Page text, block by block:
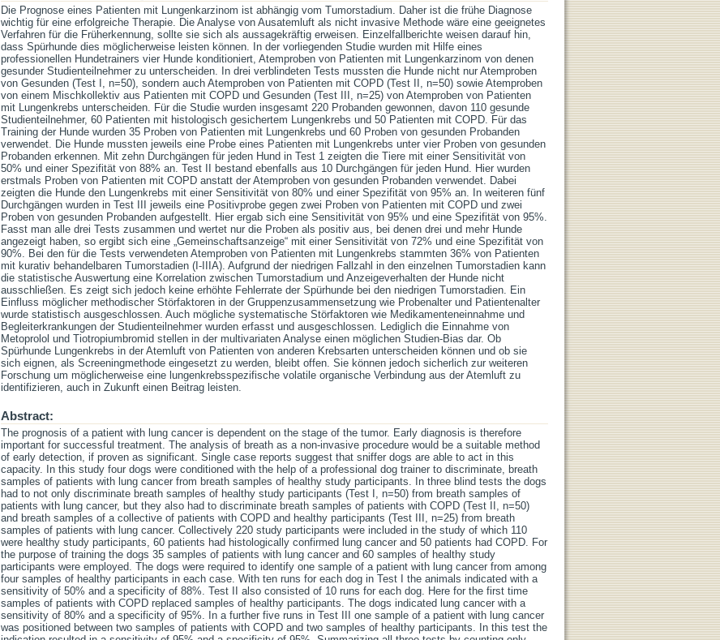
Die Prognose eines Patienten mit Lungenkarzinom ist abhängig vom Tumorstadium. Daher ist die frühe Diagnose
wichtig für eine erfolgreiche Therapie. Die Analyse von Ausatemluft als nicht invasive Methode wäre eine geeignetes
Verfahren für die Früherkennung, sollte sie sich als aussagekräftig erweisen. Einzelfallberichte weisen darauf hin,
dass Spürhunde dies möglicherweise leisten können. In der vorliegenden Studie wurden mit Hilfe eines
professionellen Hundetrainers vier Hunde konditioniert, Atemproben von Patienten mit Lungenkarzinom von denen
gesunder Studienteilnehmer zu unterscheiden. In drei verblindeten Tests mussten die Hunde nicht nur Atemproben
von Gesunden (Test I, n=50), sondern auch Atemproben von Patienten mit COPD (Test II, n=50) sowie Atemproben
von einem Mischkollektiv aus Patienten mit COPD und Gesunden (Test III, n=25) von Atemproben von Patienten
mit Lungenkrebs unterscheiden. Für die Studie wurden insgesamt 220 Probanden gewonnen, davon 110 gesunde
Studienteilnehmer, 60 Patienten mit histologisch gesichertem Lungenkrebs und 50 Patienten mit COPD. Für das
Training der Hunde wurden 35 Proben von Patienten mit Lungenkrebs und 60 Proben von gesunden Probanden
verwendet. Die Hunde mussten jeweils eine Probe eines Patienten mit Lungenkrebs unter vier Proben von gesunden
Probanden erkennen. Mit zehn Durchgängen für jeden Hund in Test 1 zeigten die Tiere mit einer Sensitivität von
50% und einer Spezifität von 88% an. Test II bestand ebenfalls aus 10 Durchgängen für jeden Hund. Hier wurden
erstmals Proben von Patienten mit COPD anstatt der Atemproben von gesunden Probanden verwendet. Dabei
zeigten die Hunde den Lungenkrebs mit einer Sensitivität von 80% und einer Spezifität von 95% an. In weiteren fünf
Durchgängen wurden in Test III jeweils eine Positivprobe gegen zwei Proben von Patienten mit COPD und zwei
Proben von gesunden Probanden aufgestellt. Hier ergab sich eine Sensitivität von 95% und eine Spezifität von 95%.
Fasst man alle drei Tests zusammen und wertet nur die Proben als positiv aus, bei denen drei und mehr Hunde
angezeigt haben, so ergibt sich eine „Gemeinschaftsanzeige“ mit einer Sensitivität von 72% und eine Spezifität von
90%. Bei den für die Tests verwendeten Atemproben von Patienten mit Lungenkrebs stammten 36% von Patienten
mit kurativ behandelbaren Tumorstadien (I-IIIA). Aufgrund der niedrigen Fallzahl in den einzelnen Tumorstadien kann
die statistische Auswertung eine Korrelation zwischen Tumorstadium und Anzeigeverhalten der Hunde nicht
ausschließen. Es zeigt sich jedoch keine erhöhte Fehlerrate der Spürhunde bei den niedrigen Tumorstadien. Ein
Einfluss möglicher methodischer Störfaktoren in der Gruppenzusammensetzung wie Probenalter und Patientenalter
wurde statistisch ausgeschlossen. Auch mögliche systematische Störfaktoren wie Medikamenteneinnahme und
Begleiterkrankungen der Studienteilnehmer wurden erfasst und ausgeschlossen. Lediglich die Einnahme von
Metoprolol und Tiotropiumbromid stellen in der multivariaten Analyse einen möglichen Studien-Bias dar. Ob
Spürhunde Lungenkrebs in der Atemluft von Patienten von anderen Krebsarten unterscheiden können und ob sie
sich eignen, als Screeningmethode eingesetzt zu werden, bleibt offen. Sie können jedoch sicherlich zur weiteren
Forschung um möglicherweise eine lungenkrebsspezifische volatile organische Verbindung aus der Atemluft zu
identifizieren, auch in Zukunft einen Beitrag leisten.
Abstract:
The prognosis of a patient with lung cancer is dependent on the stage of the tumor. Early diagnosis is therefore
important for successful treatment. The analysis of breath as a non-invasive procedure would be a suitable method
of early detection, if proven as significant. Single case reports suggest that sniffer dogs are able to act in this
capacity. In this study four dogs were conditioned with the help of a professional dog trainer to discriminate, breath
samples of patients with lung cancer from breath samples of healthy study participants. In three blind tests the dogs
had to not only discriminate breath samples of healthy study participants (Test I, n=50) from breath samples of
patients with lung cancer, but they also had to discriminate breath samples of patients with COPD (Test II, n=50)
and breath samples of a collective of patients with COPD and healthy participants (Test III, n=25) from breath
samples of patients with lung cancer. Collectively 220 study participants were included in the study of which 110
were healthy study participants, 60 patients had histologically confirmed lung cancer and 50 patients had COPD. For
the purpose of training the dogs 35 samples of patients with lung cancer and 60 samples of healthy study
participants were employed. The dogs were required to identify one sample of a patient with lung cancer from among
four samples of healthy participants in each case. With ten runs for each dog in Test I the animals indicated with a
sensitivity of 50% and a specificity of 88%. Test II also consisted of 10 runs for each dog. Here for the first time
samples of patients with COPD replaced samples of healthy participants. The dogs indicated lung cancer with a
sensitivity of 80% and a specificity of 95%. In a further five runs in Test III one sample of a patient with lung cancer
was positioned between two samples of patients with COPD and two samples of healthy participants. In this test the